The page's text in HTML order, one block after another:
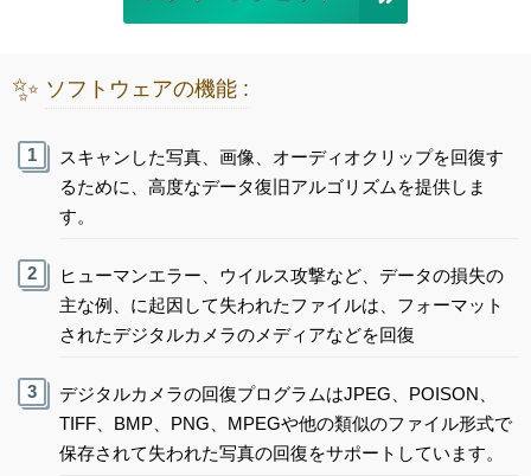
✨ ソフトウェアの機能 :
スキャンした写真、画像、オーディオクリップを回復す
るために、高度なデータ復旧アルゴリズムを提供しま
す。
ヒューマンエラー、ウイルス攻撃など、データの損失の
主な例、に起因して失われたファイルは、フォーマット
されたデジタルカメラのメディアなどを回復
デジタルカメラの回復プログラムはJPEG、POISON、
TIFF、BMP、PNG、MPEGや他の類似のファイル形式で
保存されて失われた写真の回復をサポートしています。